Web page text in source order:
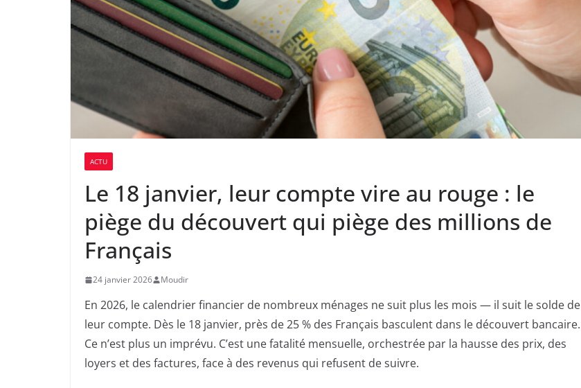
ACTU
Le 18 janvier, leur compte vire au rouge : le
piège du découvert qui piège des millions de
Français
24 janvier 2026 Moudir
En 2026, le calendrier financier de nombreux ménages ne suit plus les mois — il suit le solde de
leur compte. Dès le 18 janvier, près de 25 % des Français basculent dans le découvert bancaire.
Ce n’est plus un imprévu. C’est une fatalité mensuelle, orchestrée par la hausse des prix, des
loyers et des factures, face à des revenus qui refusent de suivre.